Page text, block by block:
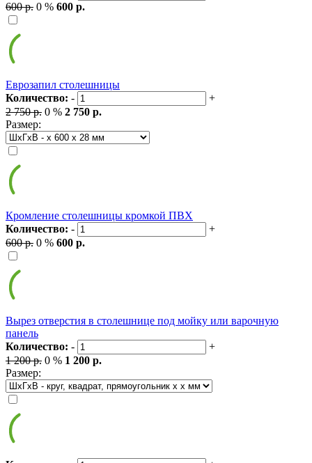
600 р. 0 % 600 р.
Еврозапил столешницы
Количество: -
+
2 750 р. 0 % 2 750 р.
Размер:
Кромление столешницы кромкой ПВХ
Количество: -
+
600 р. 0 % 600 р.
Вырез отверстия в столешнице под мойку или варочную
панель
Количество: -
+
1 200 р. 0 % 1 200 р.
Размер: